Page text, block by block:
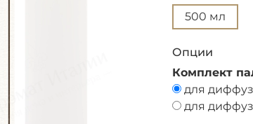
500 мл
Опции
Комплект
для
для